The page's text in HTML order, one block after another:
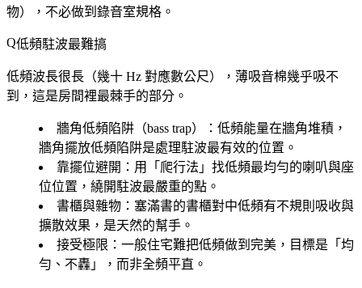
物），不必做到錄音室規格。
低頻駐波最難搞
低頻波長很長（幾十 Hz 對應數公尺），薄吸音棉幾乎吸不
到，這是房間裡最棘手的部分。
牆角低頻陷阱（bass trap）
：低頻能量在牆角堆積，
牆角擺放低頻陷阱是處理駐波最有效的位置。
靠擺位避開 ：用「爬行法」找低頻最均勻的喇叭與座
位位置，繞開駐波最嚴重的點。
書櫃與雜物 ：塞滿書的書櫃對中低頻有不規則吸收與
擴散效果，是天然的幫手。
接受極限 ：一般住宅難把低頻做到完美，目標是「均
勻、不轟」，而非全頻平直。